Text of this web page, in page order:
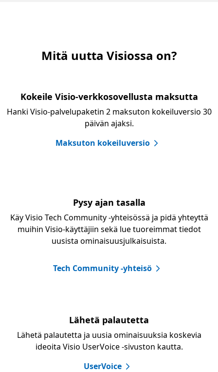
Mitä uutta Visiossa on?
Kokeile Visio-verkkosovellusta maksutta
Hanki Visio-palvelupaketin 2 maksuton kokeiluversio 30
päivän ajaksi.
Maksuton kokeiluversio
Pysy ajan tasalla
Käy Visio Tech Community -yhteisössä ja pidä yhteyttä
muihin Visio-käyttäjiin sekä lue tuoreimmat tiedot
uusista ominaisuusjulkaisuista.
Tech Community -yhteisö
Lähetä palautetta
Lähetä palautetta ja uusia ominaisuuksia koskevia
ideoita Visio UserVoice -sivuston kautta.
UserVoice